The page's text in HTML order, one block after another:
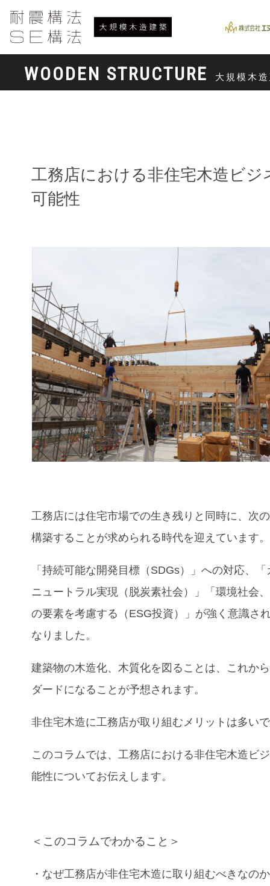
WOODEN STRUCTURE 大規模木
工務店における非住宅木造ビジ
可能性
工務店には住宅市場での生き残りと同時に、次
構築することが求められる時代を迎えています。
「持続可能な開発目標（SDGs）」への対応、
ニュートラル実現（脱炭素社会）」「環境社会
の要素を考慮する（ESG投資）」が強く意識さ
なりました。
建築物の木造化、木質化を図ることは、これか
ダードになることが予想されます。
非住宅木造に工務店が取り組むメリットは多い
このコラムでは、工務店における非住宅木造ビ
能性についてお伝えします。
＜このコラムでわかること＞
・なぜ工務店が非住宅木造に取り組むべきなの